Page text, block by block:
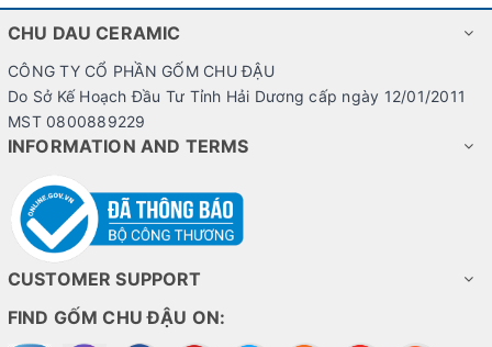
CHU DAU CERAMIC
CÔNG TY CỔ PHẦN GỐM CHU ĐẬU
Do Sở Kế Hoạch Đầu Tư Tỉnh Hải Dương cấp ngày 12/01/2011
MST 0800889229
INFORMATION AND TERMS
CUSTOMER SUPPORT
FIND GỐM CHU ĐẬU ON: